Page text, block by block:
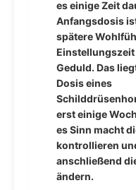
es einige Zeit
Anfangsdosis
spätere
Geduld. Das
Dosis eines
erst einige
es Sinn macht
kontrollieren
anschließend
ändern.